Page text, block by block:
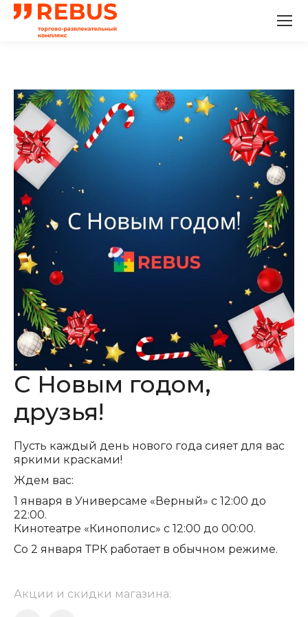
С Новым годом,
друзья!
Пусть каждый день нового года сияет для вас
яркими красками!
Ждем вас:
1 января в Универсаме «Верный» с 12:00 до
22:00.
Кинотеатре «Кинополис» с 12:00 до 00:00.
Со 2 января ТРК работает в обычном режиме.
Акции и скидки магазина: